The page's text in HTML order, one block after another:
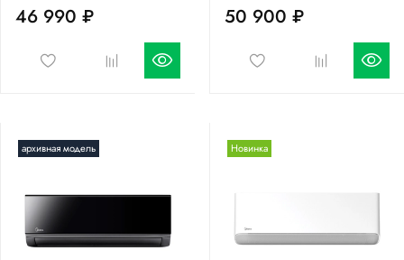
46 990 ₽ 50 900 ₽
архивная модель Новинка